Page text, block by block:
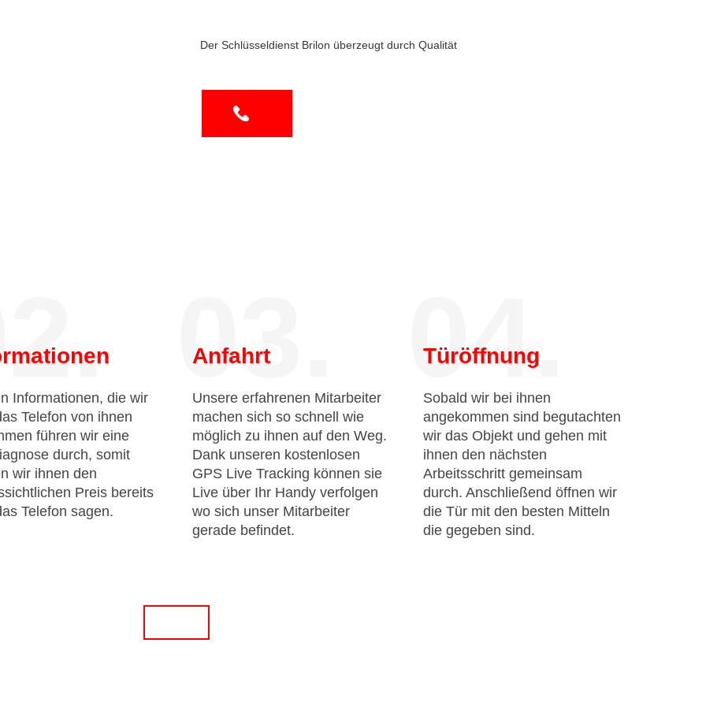
Der Schlüsseldienst Brilon überzeugt durch Qualität
Informationen, die wir
Telefon von ihnen
führen wir eine
durch, somit
wir ihnen den
Preis bereits
Telefon sagen.
03.
Anfahrt
Unsere erfahrenen Mitarbeiter
machen sich so schnell wie
möglich zu ihnen auf den Weg.
Dank unseren kostenlosen
GPS Live Tracking können sie
Live über Ihr Handy verfolgen
wo sich unser Mitarbeiter
gerade befindet.
04.
Türöffnung
Sobald wir bei ihnen
angekommen sind begutachten
wir das Objekt und gehen mit
ihnen den nächsten
Arbeitsschritt gemeinsam
durch. Anschließend öffnen wir
die Tür mit den besten Mitteln
die gegeben sind.